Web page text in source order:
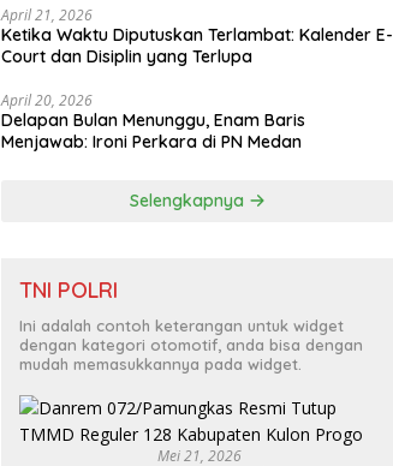
April 21, 2026
Ketika Waktu Diputuskan Terlambat: Kalender E-
Court dan Disiplin yang Terlupa
April 20, 2026
Delapan Bulan Menunggu, Enam Baris
Menjawab: Ironi Perkara di PN Medan
Selengkapnya
TNI POLRI
Ini adalah contoh keterangan untuk widget
dengan kategori otomotif, anda bisa dengan
mudah memasukkannya pada widget.
Mei 21, 2026